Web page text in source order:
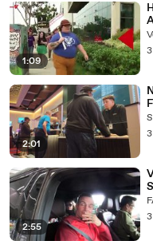
1:09
2:01
2:55